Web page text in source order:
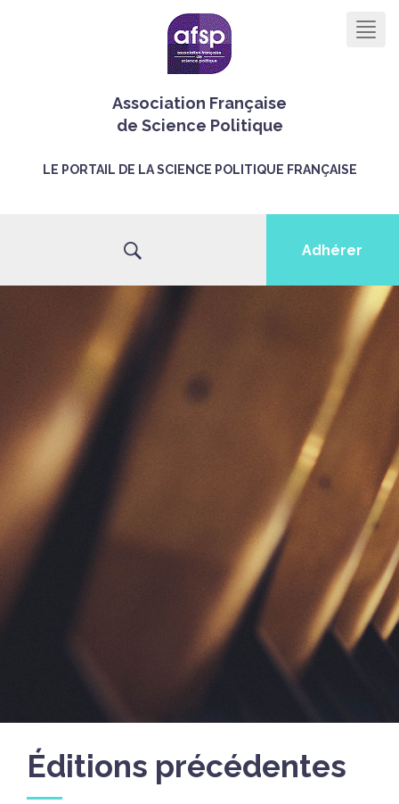
Association Française
de Science Politique
LE PORTAIL DE LA SCIENCE POLITIQUE FRANÇAISE
Adhérer
Éditions précédentes